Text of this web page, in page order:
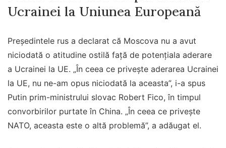
Ucrainei la Uniunea Europeană
Președintele rus a declarat că Moscova nu a avut
niciodată o atitudine ostilă față de potențiala aderare
a Ucrainei la UE. „În ceea ce priveşte aderarea Ucrainei
la UE, nu ne-am opus niciodată la aceasta”, i-a spus
Putin prim-ministrului slovac Robert Fico, în timpul
convorbirilor purtate în China. „În ceea ce priveşte
NATO, aceasta este o altă problemă”, a adăugat el.